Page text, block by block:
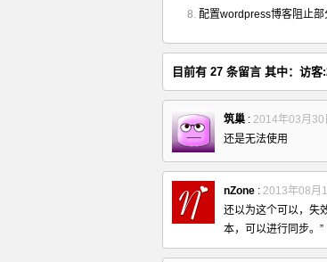
配置wordpress博客阻止部
目前有 27 条留言 其中：访
筑巢 : 2014年03月30
还是无法使用
nZone : 2013年08月
还以为这个可以，失
本，可以进行同步。”